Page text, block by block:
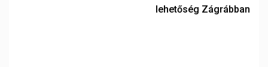
lehetőség Zágrábban